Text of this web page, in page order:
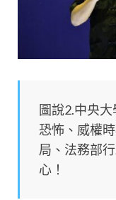
圖說2.中央
恐怖、威權
局、法務部
心！